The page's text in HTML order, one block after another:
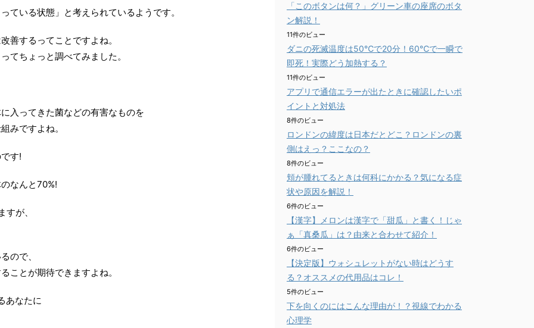
ている状態」と考えられているようです。
善するってことですよね。
てちょっと調べてみました。
入ってきた菌などの有害なものを
みですよね。
す!
なんと70%!
が、
ので、
ことが期待できますよね。
あなたに
「このボタンは何？」グリーン車の座席のボタ
ン解説！
11件のビュー
ダニの死滅温度は50℃で20分！60℃で一瞬で
即死！実際どう加熱する？
11件のビュー
アプリで通信エラーが出たときに確認したいポ
イントと対処法
8件のビュー
ロンドンの緯度は日本だとどこ？ロンドンの裏
側はえっ？ここなの？
8件のビュー
頬が腫れてるときは何科にかかる？気になる症
状や原因を解説！
6件のビュー
【漢字】メロンは漢字で「甜瓜」と書く！じゃ
ぁ「真桑瓜」は？由来と合わせて紹介！
6件のビュー
【決定版】ウォシュレットがない時はどうす
る？オススメの代用品はコレ！
5件のビュー
下を向くのにはこんな理由が！？視線でわかる
心理学